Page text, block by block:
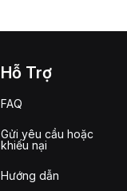
Hỗ Trợ
FAQ
Gửi yêu cầu hoặc
khiếu nại
Hướng dẫn